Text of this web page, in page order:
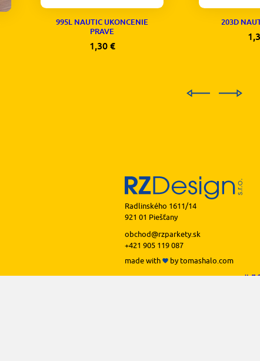
995L NAUTIC UKONCENIE
PRAVE
1,30 €
203D
Radlinského 1611/14
921 01 Piešťany
obchod@rzparkety.sk
+421 905 119 087
made with
bytomashalo.com